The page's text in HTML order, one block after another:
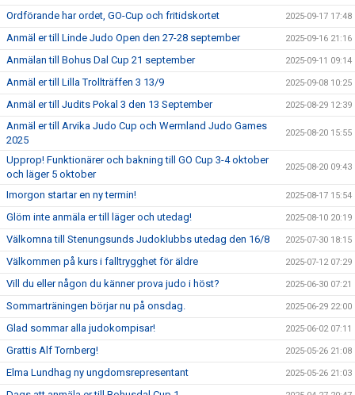
Ordförande har ordet, GO-Cup och fritidskortet 2025-09-17 17:48
Anmäl er till Linde Judo Open den 27-28 september 2025-09-16 21:16
Anmälan till Bohus Dal Cup 21 september 2025-09-11 09:14
Anmäl er till Lilla Trollträffen 3 13/9 2025-09-08 10:25
Anmäl er till Judits Pokal 3 den 13 September 2025-08-29 12:39
Anmäl er till Arvika Judo Cup och Wermland Judo Games
2025
2025-08-20 15:55
Upprop! Funktionärer och bakning till GO Cup 3-4 oktober
och läger 5 oktober
2025-08-20 09:43
Imorgon startar en ny termin! 2025-08-17 15:54
Glöm inte anmäla er till läger och utedag! 2025-08-10 20:19
Välkomna till Stenungsunds Judoklubbs utedag den 16/8 2025-07-30 18:15
Välkommen på kurs i falltrygghet för äldre 2025-07-12 07:29
Vill du eller någon du känner prova judo i höst? 2025-06-30 07:21
Sommarträningen börjar nu på onsdag. 2025-06-29 22:00
Glad sommar alla judokompisar! 2025-06-02 07:11
Grattis Alf Tornberg! 2025-05-26 21:08
Elma Lundhag ny ungdomsrepresentant 2025-05-26 21:03